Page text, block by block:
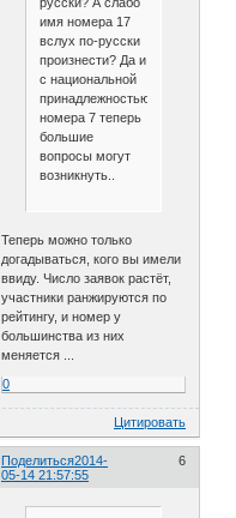
имя номера 17
вслух по-русски
произнести? Да и
с национальной
принадлежностью
номера 7 теперь
большие
вопросы могут
возникнуть..
Теперь можно только
догадываться, кого вы имели
ввиду. Число заявок растёт,
участники ранжируются по
рейтингу, и номер у
большинства из них
меняется ...
0
Цитировать
Поделиться 6
2014-
05-14 21:57:55